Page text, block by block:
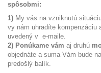
spôsobmi:
1) My vás na vzniknutú
vy nám uhradíte kompenzáciu
uvedený v e-maile.
2) Ponúkame vám aj druhú
objednáte a suma Vám bude
predošlý balík.